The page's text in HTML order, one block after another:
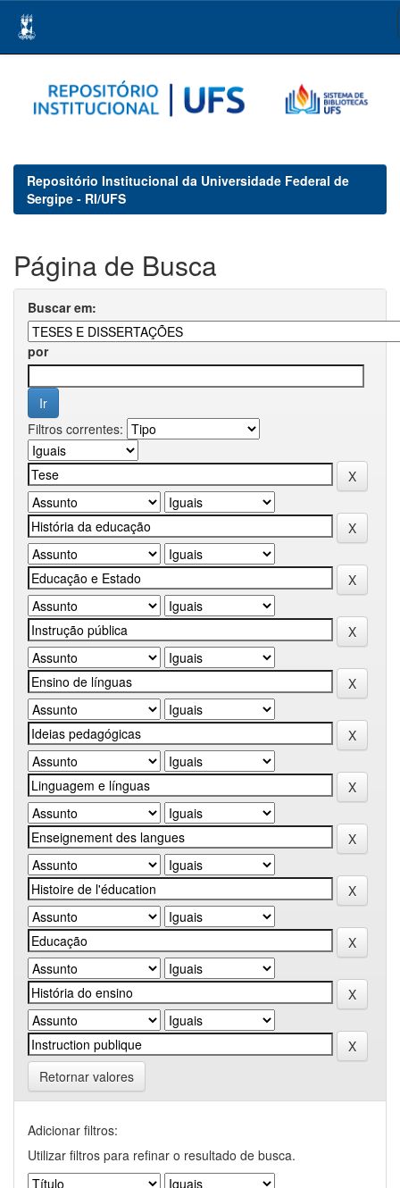
navigation
Repositório Institucional da Universidade Federal de
Sergipe - RI/UFS
Página de Busca
Buscar em:
por
Filtros correntes:
Retornar valores
Adicionar filtros:
Utilizar filtros para refinar o resultado de busca.